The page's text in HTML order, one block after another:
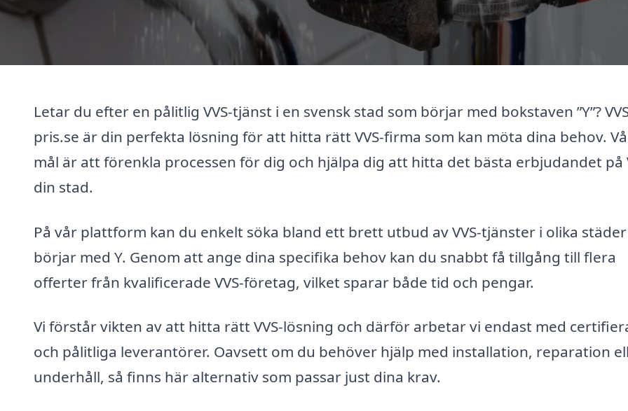
Letar du efter en pålitlig VVS-tjänst i en svensk stad som börjar med bokstaven ”Y”?
pris.se är din perfekta lösning för att hitta rätt VVS-firma som kan möta dina behov.
mål är att förenkla processen för dig och hjälpa dig att hitta det bästa erbjudandet på
din stad.
På vår plattform kan du enkelt söka bland ett brett utbud av VVS-tjänster i olika
börjar med Y. Genom att ange dina specifika behov kan du snabbt få tillgång till flera
offerter från kvalificerade VVS-företag, vilket sparar både tid och pengar.
Vi förstår vikten av att hitta rätt VVS-lösning och därför arbetar vi endast med
och pålitliga leverantörer. Oavsett om du behöver hjälp med installation, reparation
underhåll, så finns här alternativ som passar just dina krav.